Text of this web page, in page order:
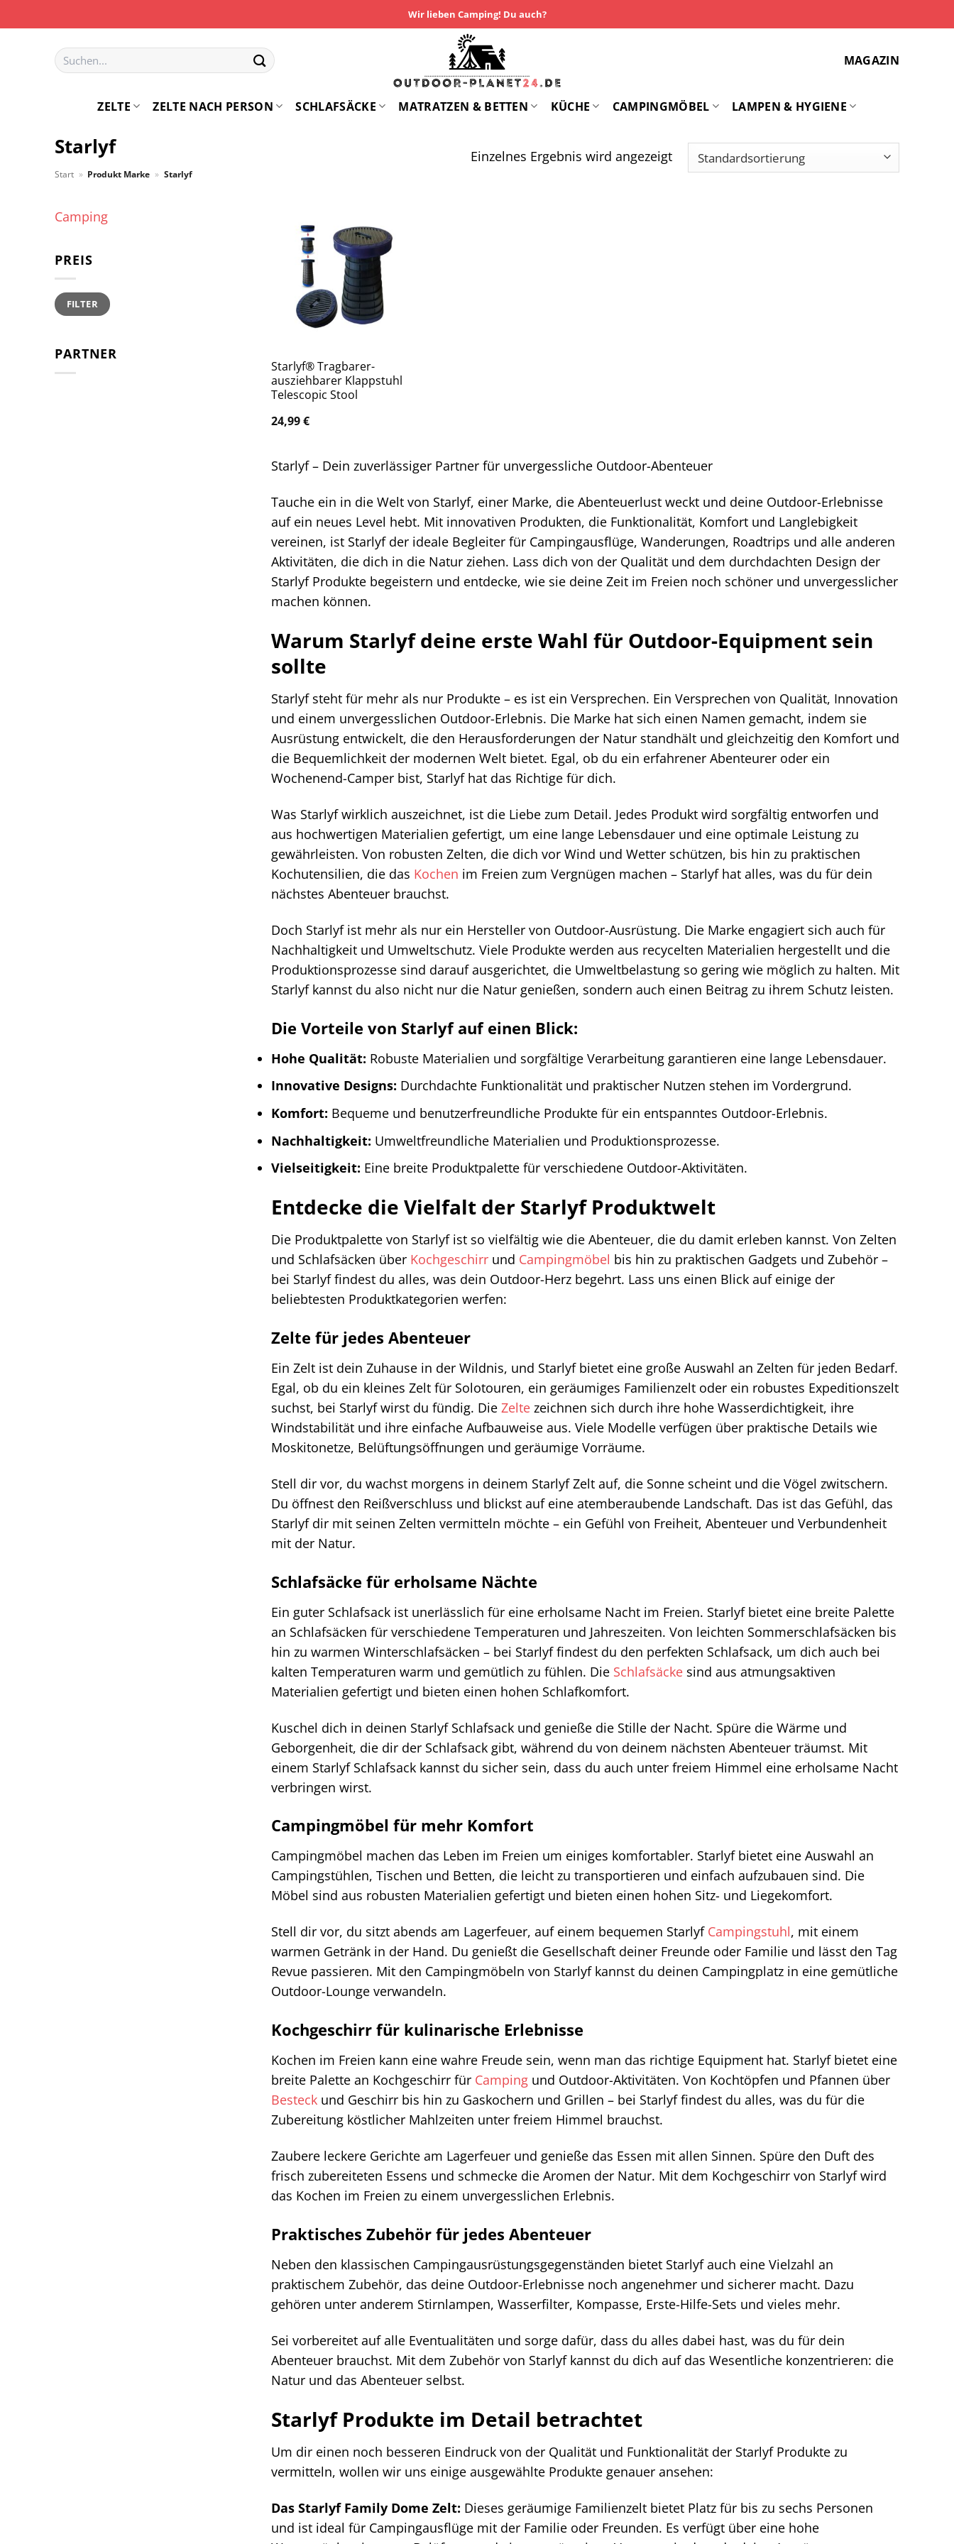
Inhalt
Wir lieben Camping! Du auch?
Suchen
nach:
MAGAZIN
ZELTE ZELTE NACH PERSON SCHLAFSÄCKE MATRATZEN & BETTEN KÜCHE CAMPINGMÖBEL LAMPEN & HYGIENE
Starlyf
Start » Produkt Marke » Starlyf
Einzelnes Ergebnis wird angezeigt
Camping
PREIS
Min.
Preis
Max.
PreisFILTER
PARTNER
Starlyf® Tragbarer-
ausziehbarer Klappstuhl
Telescopic Stool
24,99€
Starlyf – Dein zuverlässiger Partner für unvergessliche Outdoor-Abenteuer
Tauche ein in die Welt von Starlyf, einer Marke, die Abenteuerlust weckt und deine Outdoor-Erlebnisse
auf ein neues Level hebt. Mit innovativen Produkten, die Funktionalität, Komfort und Langlebigkeit
vereinen, ist Starlyf der ideale Begleiter für Campingausflüge, Wanderungen, Roadtrips und alle anderen
Aktivitäten, die dich in die Natur ziehen. Lass dich von der Qualität und dem durchdachten Design der
Starlyf Produkte begeistern und entdecke, wie sie deine Zeit im Freien noch schöner und unvergesslicher
machen können.
Warum Starlyf deine erste Wahl für Outdoor-Equipment sein
sollte
Starlyf steht für mehr als nur Produkte – es ist ein Versprechen. Ein Versprechen von Qualität, Innovation
und einem unvergesslichen Outdoor-Erlebnis. Die Marke hat sich einen Namen gemacht, indem sie
Ausrüstung entwickelt, die den Herausforderungen der Natur standhält und gleichzeitig den Komfort und
die Bequemlichkeit der modernen Welt bietet. Egal, ob du ein erfahrener Abenteurer oder ein
Wochenend-Camper bist, Starlyf hat das Richtige für dich.
Was Starlyf wirklich auszeichnet, ist die Liebe zum Detail. Jedes Produkt wird sorgfältig entworfen und
aus hochwertigen Materialien gefertigt, um eine lange Lebensdauer und eine optimale Leistung zu
gewährleisten. Von robusten Zelten, die dich vor Wind und Wetter schützen, bis hin zu praktischen
Kochutensilien, die das Kochen im Freien zum Vergnügen machen – Starlyf hat alles, was du für dein
nächstes Abenteuer brauchst.
Doch Starlyf ist mehr als nur ein Hersteller von Outdoor-Ausrüstung. Die Marke engagiert sich auch für
Nachhaltigkeit und Umweltschutz. Viele Produkte werden aus recycelten Materialien hergestellt und die
Produktionsprozesse sind darauf ausgerichtet, die Umweltbelastung so gering wie möglich zu halten. Mit
Starlyf kannst du also nicht nur die Natur genießen, sondern auch einen Beitrag zu ihrem Schutz leisten.
Die Vorteile von Starlyf auf einen Blick:
Hohe Qualität: Robuste Materialien und sorgfältige Verarbeitung garantieren eine lange Lebensdauer.
Innovative Designs: Durchdachte Funktionalität und praktischer Nutzen stehen im Vordergrund.
Komfort: Bequeme und benutzerfreundliche Produkte für ein entspanntes Outdoor-Erlebnis.
Nachhaltigkeit: Umweltfreundliche Materialien und Produktionsprozesse.
Vielseitigkeit: Eine breite Produktpalette für verschiedene Outdoor-Aktivitäten.
Entdecke die Vielfalt der Starlyf Produktwelt
Die Produktpalette von Starlyf ist so vielfältig wie die Abenteuer, die du damit erleben kannst. Von Zelten
und Schlafsäcken über Kochgeschirr und Campingmöbel bis hin zu praktischen Gadgets und Zubehör –
bei Starlyf findest du alles, was dein Outdoor-Herz begehrt. Lass uns einen Blick auf einige der
beliebtesten Produktkategorien werfen:
Zelte für jedes Abenteuer
Ein Zelt ist dein Zuhause in der Wildnis, und Starlyf bietet eine große Auswahl an Zelten für jeden Bedarf.
Egal, ob du ein kleines Zelt für Solotouren, ein geräumiges Familienzelt oder ein robustes Expeditionszelt
suchst, bei Starlyf wirst du fündig. Die Zelte zeichnen sich durch ihre hohe Wasserdichtigkeit, ihre
Windstabilität und ihre einfache Aufbauweise aus. Viele Modelle verfügen über praktische Details wie
Moskitonetze, Belüftungsöffnungen und geräumige Vorräume.
Stell dir vor, du wachst morgens in deinem Starlyf Zelt auf, die Sonne scheint und die Vögel zwitschern.
Du öffnest den Reißverschluss und blickst auf eine atemberaubende Landschaft. Das ist das Gefühl, das
Starlyf dir mit seinen Zelten vermitteln möchte – ein Gefühl von Freiheit, Abenteuer und Verbundenheit
mit der Natur.
Schlafsäcke für erholsame Nächte
Ein guter Schlafsack ist unerlässlich für eine erholsame Nacht im Freien. Starlyf bietet eine breite Palette
an Schlafsäcken für verschiedene Temperaturen und Jahreszeiten. Von leichten Sommerschlafsäcken bis
hin zu warmen Winterschlafsäcken – bei Starlyf findest du den perfekten Schlafsack, um dich auch bei
kalten Temperaturen warm und gemütlich zu fühlen. Die Schlafsäcke sind aus atmungsaktiven
Materialien gefertigt und bieten einen hohen Schlafkomfort.
Kuschel dich in deinen Starlyf Schlafsack und genieße die Stille der Nacht. Spüre die Wärme und
Geborgenheit, die dir der Schlafsack gibt, während du von deinem nächsten Abenteuer träumst. Mit
einem Starlyf Schlafsack kannst du sicher sein, dass du auch unter freiem Himmel eine erholsame Nacht
verbringen wirst.
Campingmöbel für mehr Komfort
Campingmöbel machen das Leben im Freien um einiges komfortabler. Starlyf bietet eine Auswahl an
Campingstühlen, Tischen und Betten, die leicht zu transportieren und einfach aufzubauen sind. Die
Möbel sind aus robusten Materialien gefertigt und bieten einen hohen Sitz- und Liegekomfort.
Stell dir vor, du sitzt abends am Lagerfeuer, auf einem bequemen Starlyf Campingstuhl, mit einem
warmen Getränk in der Hand. Du genießt die Gesellschaft deiner Freunde oder Familie und lässt den Tag
Revue passieren. Mit den Campingmöbeln von Starlyf kannst du deinen Campingplatz in eine gemütliche
Outdoor-Lounge verwandeln.
Kochgeschirr für kulinarische Erlebnisse
Kochen im Freien kann eine wahre Freude sein, wenn man das richtige Equipment hat. Starlyf bietet eine
breite Palette an Kochgeschirr für Camping und Outdoor-Aktivitäten. Von Kochtöpfen und Pfannen über
Besteck und Geschirr bis hin zu Gaskochern und Grillen – bei Starlyf findest du alles, was du für die
Zubereitung köstlicher Mahlzeiten unter freiem Himmel brauchst.
Zaubere leckere Gerichte am Lagerfeuer und genieße das Essen mit allen Sinnen. Spüre den Duft des
frisch zubereiteten Essens und schmecke die Aromen der Natur. Mit dem Kochgeschirr von Starlyf wird
das Kochen im Freien zu einem unvergesslichen Erlebnis.
Praktisches Zubehör für jedes Abenteuer
Neben den klassischen Campingausrüstungsgegenständen bietet Starlyf auch eine Vielzahl an
praktischem Zubehör, das deine Outdoor-Erlebnisse noch angenehmer und sicherer macht. Dazu
gehören unter anderem Stirnlampen, Wasserfilter, Kompasse, Erste-Hilfe-Sets und vieles mehr.
Sei vorbereitet auf alle Eventualitäten und sorge dafür, dass du alles dabei hast, was du für dein
Abenteuer brauchst. Mit dem Zubehör von Starlyf kannst du dich auf das Wesentliche konzentrieren: die
Natur und das Abenteuer selbst.
Starlyf Produkte im Detail betrachtet
Um dir einen noch besseren Eindruck von der Qualität und Funktionalität der Starlyf Produkte zu
vermitteln, wollen wir uns einige ausgewählte Produkte genauer ansehen:
Das Starlyf Family Dome Zelt: Dieses geräumige Familienzelt bietet Platz für bis zu sechs Personen
und ist ideal für Campingausflüge mit der Familie oder Freunden. Es verfügt über eine hohe